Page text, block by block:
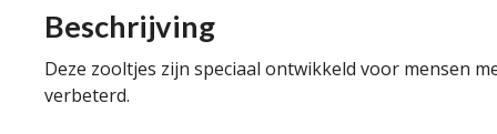
Beschrijving
Deze zooltjes zijn speciaal ontwikkeld voor mensen
verbeterd.